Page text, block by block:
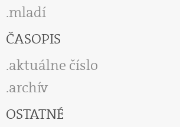
mladí
ČASOPIS
aktuálne číslo
archív
OSTATNÉ